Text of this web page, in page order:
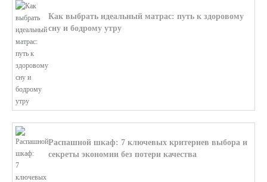
Как выбрать идеальный матрас: путь к здоровому
сну и бодрому утру
Распашной шкаф: 7 ключевых критериев выбора и
секреты экономии без потери качества